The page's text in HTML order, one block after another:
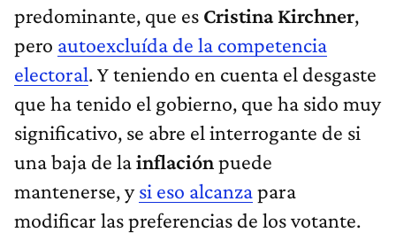
predominante, que es Cristina Kirchner,
pero autoexcluída de la competencia
electoral. Y teniendo en cuenta el desgaste
que ha tenido el gobierno, que ha sido muy
significativo, se abre el interrogante de si
una baja de lainflaciónpuede
mantenerse, ysi eso alcanzapara
modificar las preferencias de los votante.